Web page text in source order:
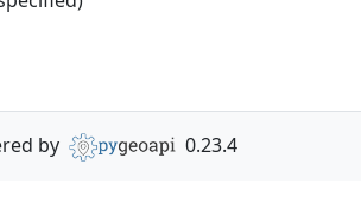
by 0.23.4